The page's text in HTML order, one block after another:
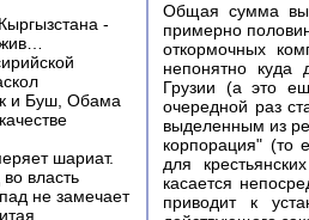
-
и Буш, Обама
шариат.
власть
не замечает
Общая сумма
примерно
откормочных
непонятно куда
Грузии (а это
очередной раз
выделенным из
корпорация" (то
для
касается
приводит к